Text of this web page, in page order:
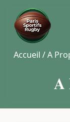
Accueil /A
A